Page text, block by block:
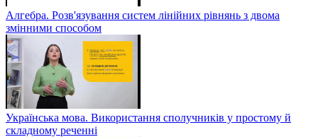
Алгебра. Розв'язування систем лінійних рівнянь з двома
змінними способом
Українська мова. Використання сполучників у простому й
складному реченні